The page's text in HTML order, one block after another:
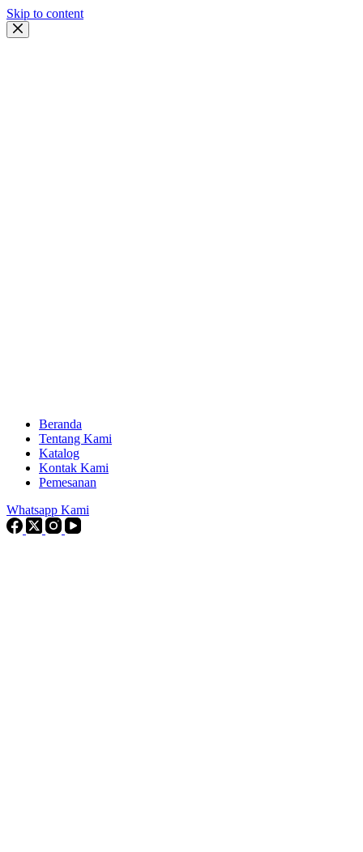
Skip to content
Beranda
Tentang Kami
Katalog
Kontak Kami
Pemesanan
Whatsapp Kami